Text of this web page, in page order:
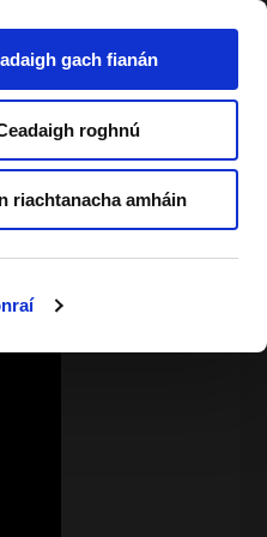
gach fianán
roghnú
riachtanacha amháin